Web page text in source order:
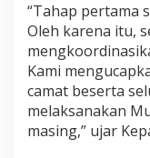
“Tahap pertama
Oleh karena itu,
Kami
camat beserta
melaksanakan
masing,” ujar